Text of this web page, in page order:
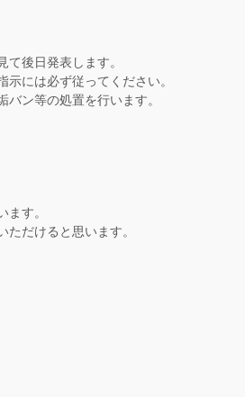
後日発表します。
には必ず従ってください。
ン等の処置を行います。
す。
だけると思います。